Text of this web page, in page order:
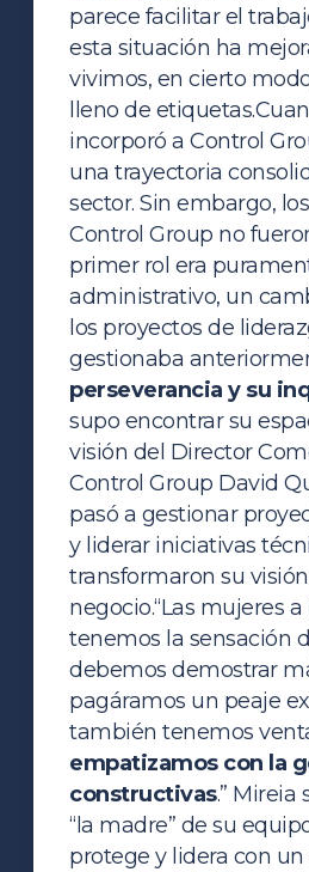
parece facilitar el
esta situación ha
vivimos, en cierto
lleno de etiquetas.
incorporó a Control
una trayectoria
sector. Sin embargo,
Control Group no
primer rol era
administrativo, un
los proyectos de
gestionaba
perseverancia y su
supo encontrar su
visión del Director
Control Group David
pasó a gestionar
y liderar iniciativas
transformaron su
negocio.“Las mujeres
tenemos la sensación
debemos demostrar
pagáramos un peaje
también tenemos
empatizamos con la
constructivas.” Mireia
“la madre” de su
protege y lidera con